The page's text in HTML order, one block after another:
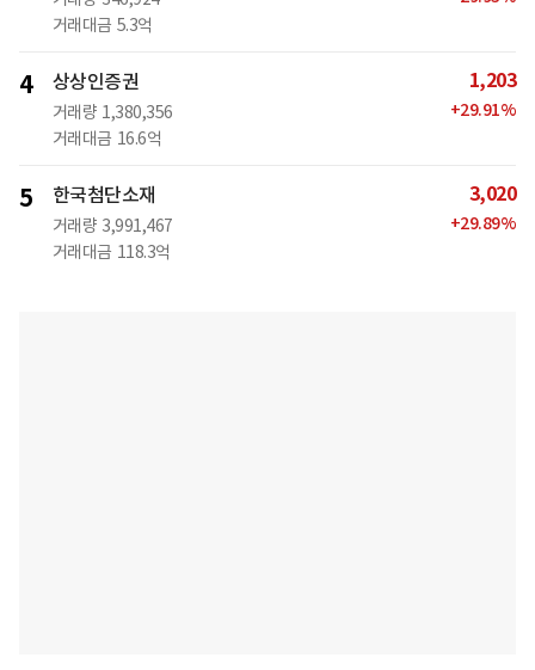
거래대금 5.3억
4 상상인증권
거래량 1,380,356
거래대금 16.6억
1,203
+29.91%
5 한국첨단소재
거래량 3,991,467
거래대금 118.3억
3,020
+29.89%